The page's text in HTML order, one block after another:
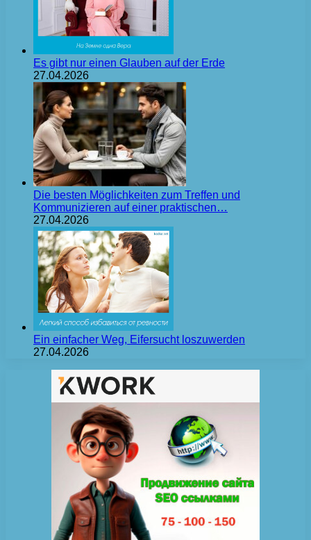
Es gibt nur einen Glauben auf der Erde
27.04.2026
Die besten Möglichkeiten zum Treffen und
Kommunizieren auf einer praktischen…
27.04.2026
Ein einfacher Weg, Eifersucht loszuwerden
27.04.2026